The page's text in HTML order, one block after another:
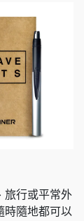
旅行或平常外
時隨地都可以